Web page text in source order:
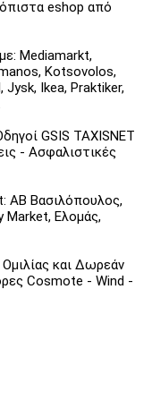
eshop από
Mediamarkt,
Kotsovolos,
Ikea, Praktiker,
GSIS TAXISNET
- Ασφαλιστικές
ΑΒ Βασιλόπουλος,
Market, Ελομάς,
και Δωρεάν
Cosmote - Wind -